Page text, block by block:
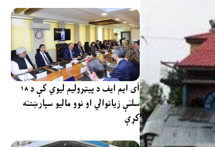
آی ایم ایف د پیټرولیم لیوي کې د ۱۸
سلنې زیاتوالي او نوو مالیو سپارښتنه
کړې